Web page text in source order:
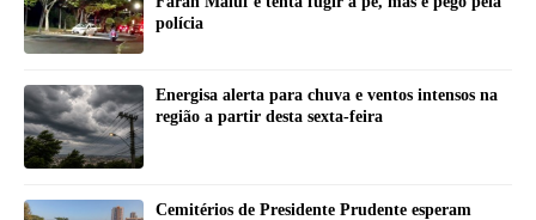
polícia
Energisa alerta para chuva e ventos intensos na
região a partir desta sexta-feira
Cemitérios de Presidente Prudente esperam